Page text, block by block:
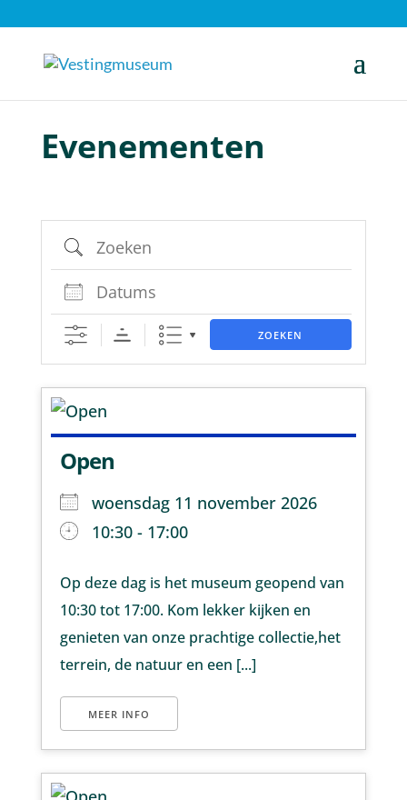
Evenementen
Zoeken
Datums
ZOEKEN
Open
woensdag 11 november 2026
10:30 - 17:00
Op deze dag is het museum geopend van
10:30 tot 17:00. Kom lekker kijken en
genieten van onze prachtige collectie,het
terrein, de natuur en een [...]
MEER INFO